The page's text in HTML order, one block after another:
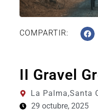
COMPARTIR:
II Gravel
La Palma,Santa
29 octubre, 2025